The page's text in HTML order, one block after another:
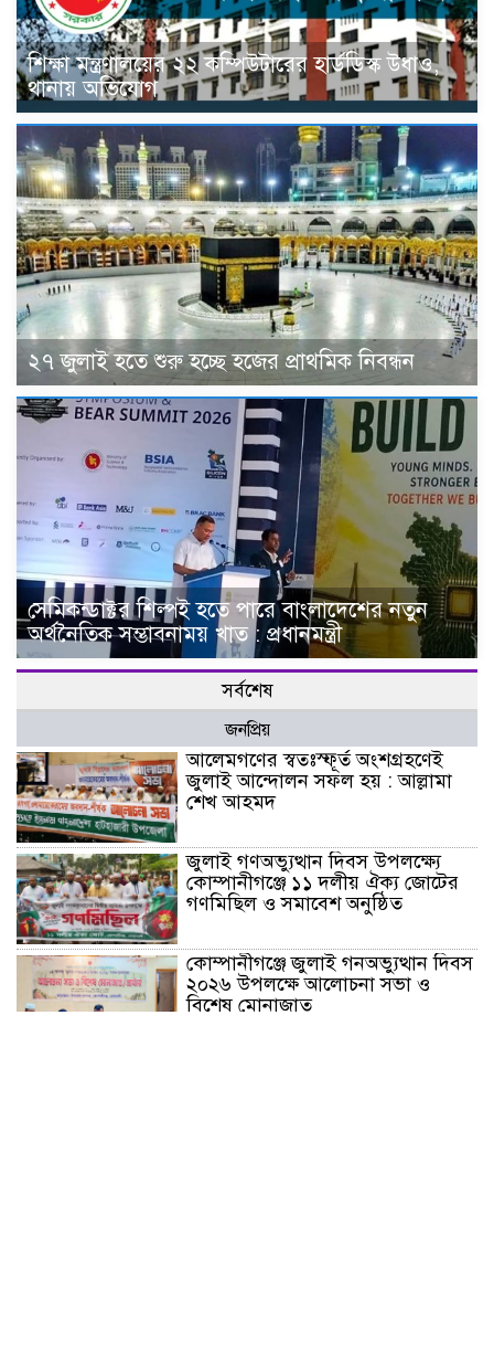
শিক্ষা মন্ত্রণালয়ের ২২ কম্পিউটারের হার্ডডিস্ক উধাও,
থানায় অভিযোগ
২৭ জুলাই হতে শুরু হচ্ছে হজের প্রাথমিক নিবন্ধন
সেমিকন্ডাক্টর শিল্পই হতে পারে বাংলাদেশের নতুন
অর্থনৈতিক সম্ভাবনাময় খাত : প্রধানমন্ত্রী
সর্বশেষ
জনপ্রিয়
আলেমগণের স্বতঃস্ফূর্ত অংশগ্রহণেই
জুলাই আন্দোলন সফল হয় : আল্লামা
শেখ আহমদ
জুলাই গণঅভ্যুত্থান দিবস উপলক্ষ্যে
কোম্পানীগঞ্জে ১১ দলীয় ঐক্য জোটের
গণমিছিল ও সমাবেশ অনুষ্ঠিত
কোম্পানীগঞ্জে জুলাই গনঅভ্যুত্থান দিবস
২০২৬ উপলক্ষে আলোচনা সভা ও
বিশেষ মোনাজাত